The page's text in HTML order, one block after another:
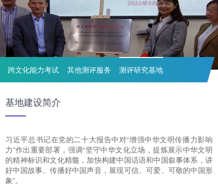
跨文化能力考试 其他测评服务 测评研究基地
基地建设简介
习近平总书记在党的二十大报告中对“增强中华文明传播力影响
力”作出重要部署，强调“坚守中华文化立场，提炼展示中华文明
的精神标识和文化精髓，加快构建中国话语和中国叙事体系，讲
好中国故事、传播好中国声音，展现可信、可爱、可敬的中国形
象”。